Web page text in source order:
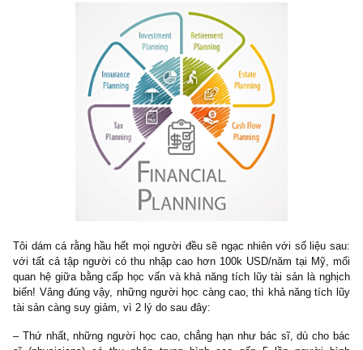
trong mắt các hàng xóm của anh ta. Nếu đánh giá bề ngoài,
Lucas là một kẻ làm nghề thấp kém hơn họ, họ chán ghét nhìn
van chở đồ lao công của anh ta trên phố. Thế nhưng, không một
điểm cho anh ta rằng anh ta sống một vợ một chồng, nuôi con
ngoan ngoãn, tuyển hàng chục lao động và trả lương/đóng thuế
– tạo việc làm, sống đạo đức, uy tín, trung thực, trả hết nợ
chấp căn nhà và hầu như không gây ảnh hưởng đến bất cứ
cách tiêu cực, v.v
Đáng buồn thay, họ còn mong muốn cái xe van lao công của
mau biến mất nhanh trên phố, chỉ bởi vì anh ta không ăn mặc
như một triệu phú, không nói chuyện như một triệu phú, không
ước…”
(kỳ 2 tiếp tục tại đây)
IV. Điểm chung 2: Họ sử dụng thời gian, nỗ lực &